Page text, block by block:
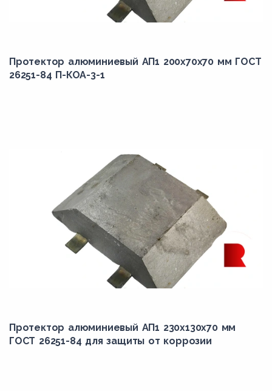
Протектор алюминиевый АП1 200х70х70 мм ГОСТ
26251-84 П-КОА-3-1
Протектор алюминиевый АП1 230х130х70 мм
ГОСТ 26251-84 для защиты от коррозии